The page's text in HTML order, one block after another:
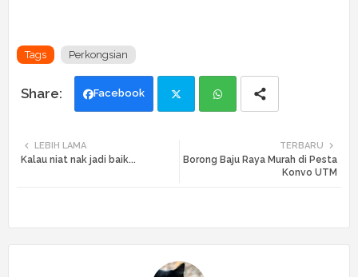
Tags Perkongsian
Facebook
tte ats
TERBARU
Borong Baju Raya Murah di Pesta
Konvo UTM
LEBIH LAMA
Kalau niat nak jadi baik...